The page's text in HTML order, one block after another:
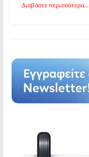
Διαβάστε περισσότερα...